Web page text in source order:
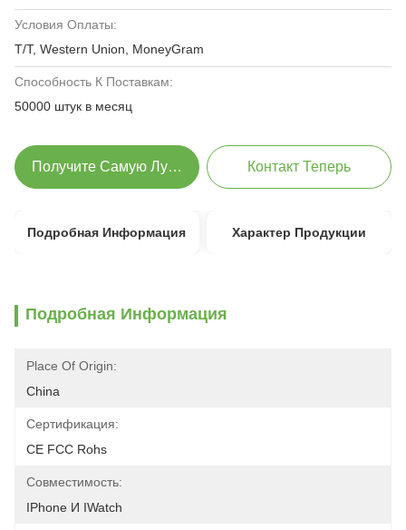
Условия Оплаты:
T/T, Western Union, MoneyGram
Способность К Поставкам:
50000 штук в месяц
Получите Самую Лучшую Цену Контакт Теперь
Подробная Информация Характер Продукции
Подробная Информация
Place Of Origin:
China
Сертификация:
CE FCC Rohs
Совместимость:
IPhone И IWatch